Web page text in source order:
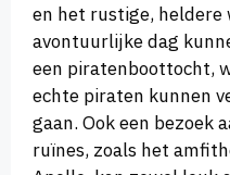
en het rustige, heldere
avontuurlijke dag
een piratenboottocht,
echte piraten kunnen
gaan. Ook een bezoek
ruïnes, zoals het